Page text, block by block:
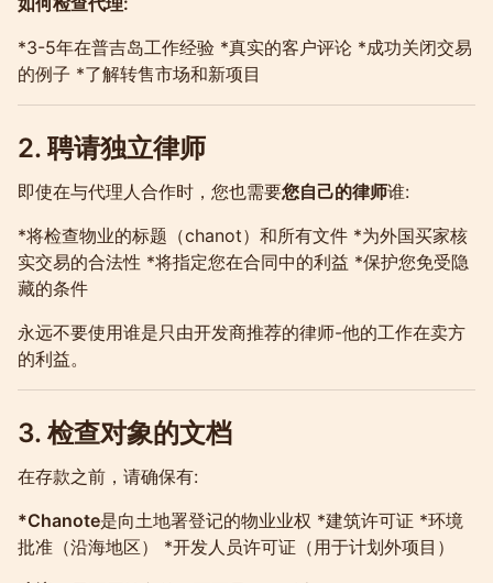
*3-5年在普吉岛工作经验 *真实的客户评论 *成功关闭交易
的例子 *了解转售市场和新项目
2. 聘请独立律师
即使在与代理人合作时，您也需要您自己的律师谁:
*将检查物业的标题（chanot）和所有文件 *为外国买家核
实交易的合法性 *将指定您在合同中的利益 *保护您免受隐
藏的条件
永远不要使用谁是只由开发商推荐的律师-他的工作在卖方
的利益。
3. 检查对象的文档
在存款之前，请确保有:
*Chanote是向土地署登记的物业业权 *建筑许可证 *环境
批准（沿海地区） *开发人员许可证（用于计划外项目）